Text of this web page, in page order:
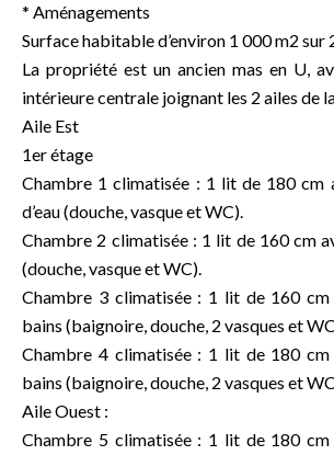
* Aménagements
Surface habitable d’environ 1 000 m2 sur
La propriété est un ancien mas en U,
intérieure centrale joignant les 2 ailes de
Aile Est
1er étage
Chambre 1 climatisée : 1 lit de 180 cm
d’eau (douche, vasque et WC).
Chambre 2 climatisée : 1 lit de 160 cm
(douche, vasque et WC).
Chambre 3 climatisée : 1 lit de 160 cm
bains (baignoire, douche, 2 vasques et
Chambre 4 climatisée : 1 lit de 180 cm
bains (baignoire, douche, 2 vasques et
Aile Ouest :
Chambre 5 climatisée : 1 lit de 180 cm